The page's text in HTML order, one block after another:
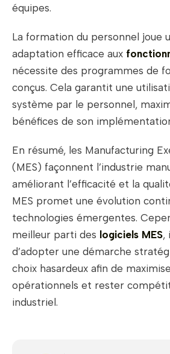
équipes.
La formation du personnel joue
adaptation efficace aux
nécessite des programmes de
conçus. Cela garantit une
système par le personnel,
bénéfices de son
En résumé, les Manufacturing
(MES) façonnent l’industrie
améliorant l’efficacité et la
MES promet une évolution
technologies émergentes.
meilleur parti des logiciels MES,
d’adopter une démarche
choix hasardeux afin de
opérationnels et rester
industriel.